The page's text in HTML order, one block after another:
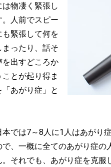
物凄く緊張し
人前でスピー
緊張して何を
ったり、話そ
出すどころか
とが起り得ま
あがり症」と
では7～8人に1人はあがり
、一概に全てのあがり症
それでも、あがり症を克服